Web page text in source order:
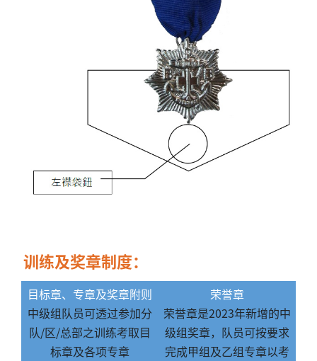
训练及奖章制度：
目标章、专章及奖章附则
中级组队员可透过参加分
队/区/总部之训练考取目
标章及各项专章
荣誉章
荣誉章是2023年新增的中
级组奖章，队员可按要求
完成甲组及乙组专章以考